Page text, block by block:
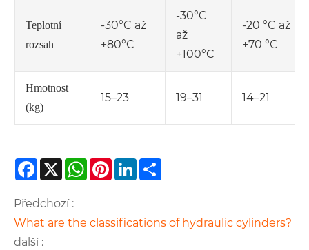
Teplotní
rozsah
-30°C až
+80°C
-30°C
až
+100°C
-20 °C až
+70 °C
Hmotnost
(kg)
15–23 19–31 14–21
Facebook
X WhatsApp
PinterestLinkedIn
Předchozí :
What are the classifications of hydraulic cylinders?
další :